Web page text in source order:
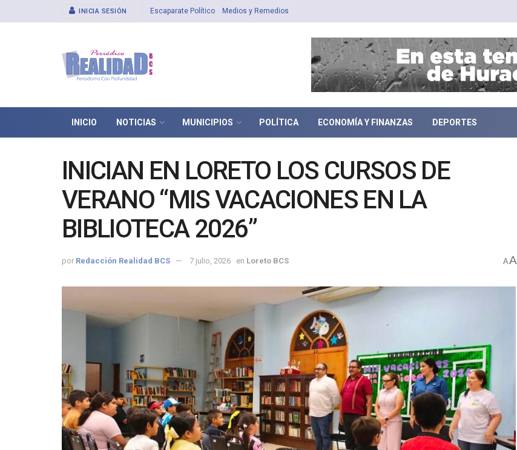
INICIA SESIÓN Escaparate Político Medios y Remedios
INICIO NOTICIAS MUNICIPIOS POLÍTICA ECONOMÍA Y FINANZAS DEPORTES
INICIAN EN LORETO LOS CURSOS DE
VERANO “MIS VACACIONES EN LA
BIBLIOTECA 2026”
por Redacción Realidad BCS 7 julio, 2026 en Loreto BCS AA